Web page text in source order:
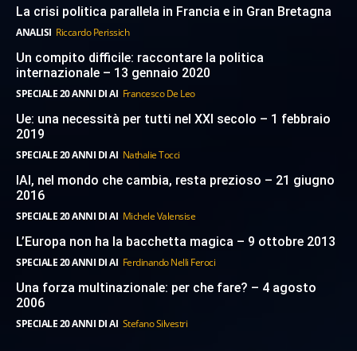
La crisi politica parallela in Francia e in Gran Bretagna
ANALISI Riccardo Perissich
Un compito difficile: raccontare la politica
internazionale – 13 gennaio 2020
SPECIALE 20 ANNI DI AI Francesco De Leo
Ue: una necessità per tutti nel XXI secolo – 1 febbraio
2019
SPECIALE 20 ANNI DI AI Nathalie Tocci
IAI, nel mondo che cambia, resta prezioso – 21 giugno
2016
SPECIALE 20 ANNI DI AI Michele Valensise
L’Europa non ha la bacchetta magica – 9 ottobre 2013
SPECIALE 20 ANNI DI AI Ferdinando Nelli Feroci
Una forza multinazionale: per che fare? – 4 agosto
2006
SPECIALE 20 ANNI DI AI Stefano Silvestri